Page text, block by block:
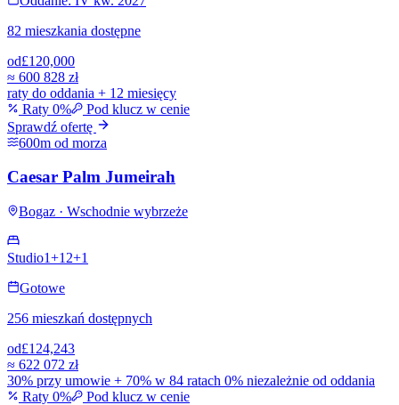
82 mieszkania dostępne
od£120,000
≈ 600 828 zł
raty do oddania + 12 miesięcy
Raty 0%
Pod klucz w cenie
Sprawdź ofertę
600m od morza
Caesar Palm Jumeirah
Bogaz · Wschodnie wybrzeże
Studio1+1 2+1
Gotowe
256 mieszkań dostępnych
od£124,243
≈ 622 072 zł
30% przy umowie + 70% w 84 ratach 0% niezależnie od oddania
Raty 0%
Pod klucz w cenie